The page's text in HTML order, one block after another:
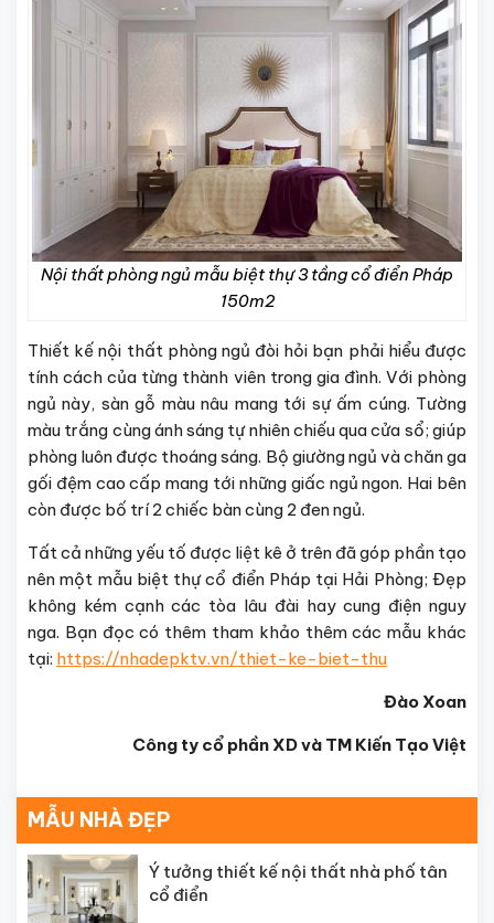
Nội thất phòng ngủ mẫu biệt thự 3 tầng cổ điển Pháp
150m2
Thiết kế nội thất phòng ngủ đòi hỏi bạn phải hiểu được
tính cách của từng thành viên trong gia đình. Với phòng
ngủ này, sàn gỗ màu nâu mang tới sự ấm cúng. Tường
màu trắng cùng ánh sáng tự nhiên chiếu qua cửa sổ; giúp
phòng luôn được thoáng sáng. Bộ giường ngủ và chăn ga
gối đệm cao cấp mang tới những giấc ngủ ngon. Hai bên
còn được bố trí 2 chiếc bàn cùng 2 đen ngủ.
Tất cả những yếu tố được liệt kê ở trên đã góp phần tạo
nên một mẫu biệt thự cổ điển Pháp tại Hải Phòng; Đẹp
không kém cạnh các tòa lâu đài hay cung điện nguy
nga. Bạn đọc có thêm tham khảo thêm các mẫu khác
tại: https://nhadepktv.vn/thiet-ke-biet-thu
Đào Xoan
Công ty cổ phần XD và TM Kiến Tạo Việt
MẪU NHÀ ĐẸP
Ý tưởng thiết kế nội thất nhà phố tân
cổ điển